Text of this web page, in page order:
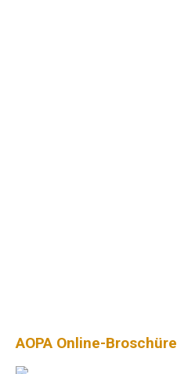
AOPA Online-Broschüre